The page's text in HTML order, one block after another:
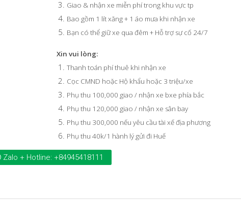
Giao & nhận xe miễn phí trong khu vực tp
Bao gồm 1 lít xăng + 1 áo mưa khi nhận xe
Bạn có thể giữ xe qua đêm + Hỗ trợ sự cố 24/7
Xin vui lòng:
Thanh toán phí thuê khi nhận xe
Cọc CMND hoặc Hộ khẩu hoặc 3 triệu/xe
Phụ thu 100,000 giao / nhận xe bxe phía bắc
Phụ thu 120,000 giao / nhận xe sân bay
Phụ thu 300,000 nếu yêu cầu tài xế địa phương
Phụ thu 40k/1 hành lý gửi đi Huế
Zalo + Hotline: +84945418111